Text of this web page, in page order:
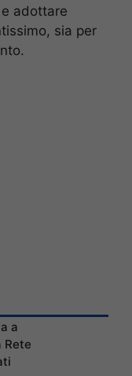
adottare
sia per
a
Rete